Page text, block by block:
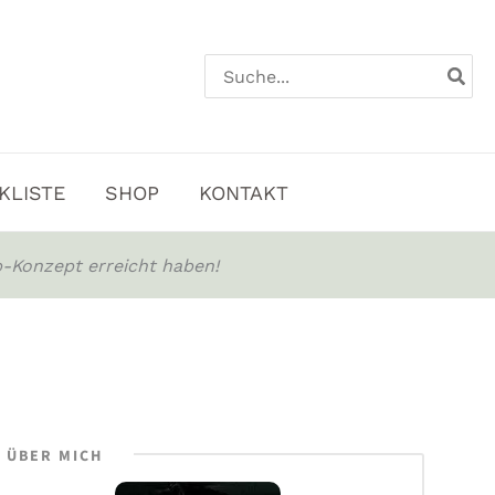
Search
for:
SHOP KONTAKT
Konzept erreicht haben!
ÜBER MICH